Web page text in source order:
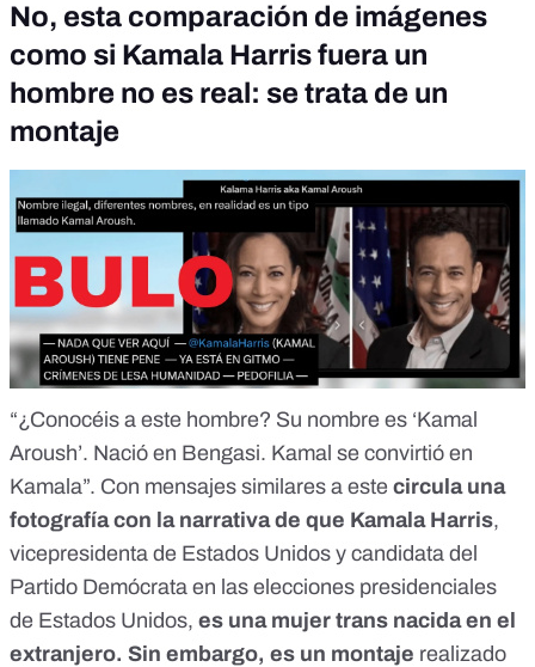
No, esta comparación de imágenes
como si Kamala Harris fuera un
hombre no es real: se trata de un
montaje
“¿Conocéis a este hombre? Su nombre es ‘Kamal
Aroush’. Nació en Bengasi. Kamal se convirtió en
Kamala”. Con mensajes similares a este circula una
fotografía con la narrativade que Kamala Harris,
vicepresidenta de Estados Unidos y candidata del
Partido Demócrata en las elecciones presidenciales
de Estados Unidos, es una mujer trans nacida en el
extranjero. Sin embargo, es un montaje realizado